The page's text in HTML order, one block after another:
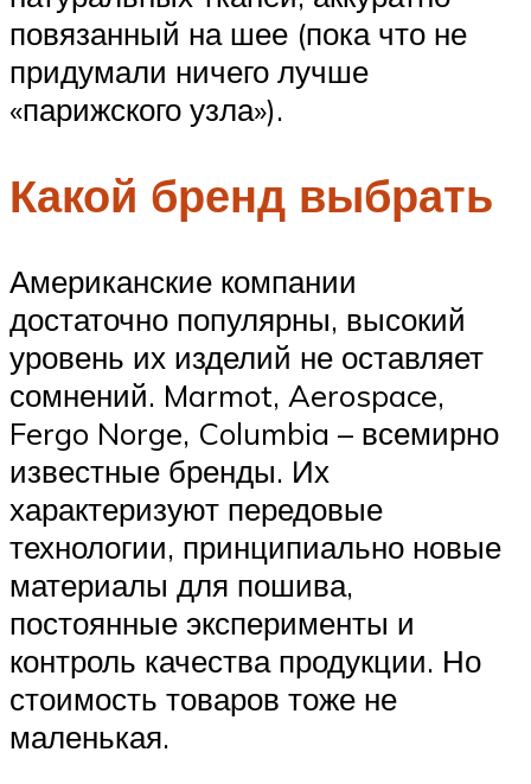
повязанный на шее (пока что не
придумали ничего лучше
«парижского узла»).
Какой бренд выбрать
Американские компании
достаточно популярны, высокий
уровень их изделий не оставляет
сомнений. Marmot, Aerospace,
Fergo Norge, Columbia – всемирно
известные бренды. Их
характеризуют передовые
технологии, принципиально новые
материалы для пошива,
постоянные эксперименты и
контроль качества продукции. Но
стоимость товаров тоже не
маленькая.